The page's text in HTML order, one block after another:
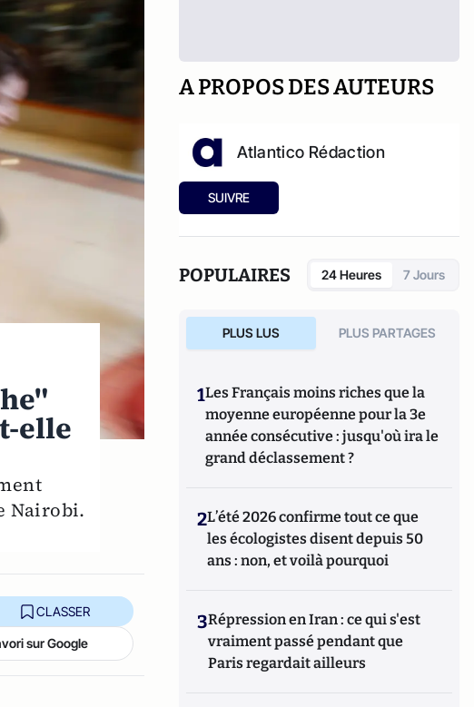
elle
Nairobi.
CLASSER
sur Google
A PROPOS DES AUTEURS
Atlantico Rédaction
SUIVRE
POPULAIRES 24 Heures 7 Jours
PLUS LUS PLUS PARTAGES
1Les Français moins riches que la
moyenne européenne pour la 3e
année consécutive : jusqu'où ira le
grand déclassement ?
2L’été 2026 confirme tout ce que
les écologistes disent depuis 50
ans : non, et voilà pourquoi
3Répression en Iran : ce qui s'est
vraiment passé pendant que
Paris regardait ailleurs